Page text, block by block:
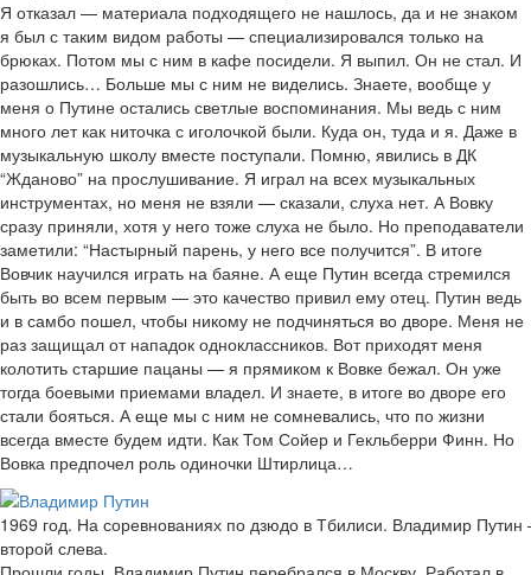
Я отказал — материала подходящего не нашлось, да и не знаком
я был с таким видом работы — специализировался только на
брюках. Потом мы с ним в кафе посидели. Я выпил. Он не стал. И
разошлись… Больше мы с ним не виделись. Знаете, вообще у
меня о Путине остались светлые воспоминания. Мы ведь с ним
много лет как ниточка с иголочкой были. Куда он, туда и я. Даже в
музыкальную школу вместе поступали. Помню, явились в ДК
“Жданово” на прослушивание. Я играл на всех музыкальных
инструментах, но меня не взяли — сказали, слуха нет. А Вовку
сразу приняли, хотя у него тоже слуха не было. Но преподаватели
заметили: “Настырный парень, у него все получится”. В итоге
Вовчик научился играть на баяне. А еще Путин всегда стремился
быть во всем первым — это качество привил ему отец. Путин ведь
и в самбо пошел, чтобы никому не подчиняться во дворе. Меня не
раз защищал от нападок одноклассников. Вот приходят меня
колотить старшие пацаны — я прямиком к Вовке бежал. Он уже
тогда боевыми приемами владел. И знаете, в итоге во дворе его
стали бояться. А еще мы с ним не сомневались, что по жизни
всегда вместе будем идти. Как Том Сойер и Гекльберри Финн. Но
Вовка предпочел роль одиночки Штирлица…
1969 год. На соревнованиях по дзюдо в Тбилиси. Владимир
второй слева.